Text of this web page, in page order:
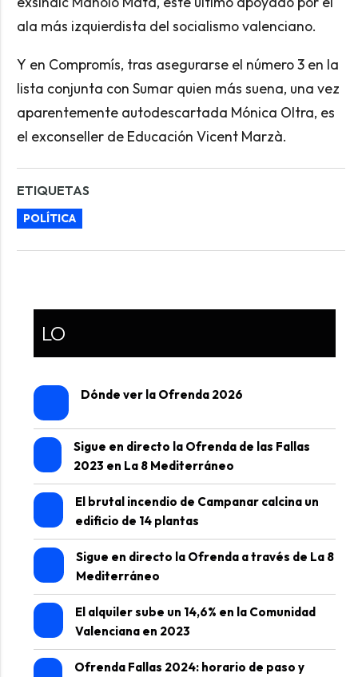
ala más izquierdista del socialismo valenciano.
Y en Compromís, tras asegurarse el número 3 en la
lista conjunta con Sumar quien más suena, una vez
aparentemente autodescartada Mónica Oltra, es
el exconseller de Educación Vicent Marzà.
ETIQUETAS
POLÍTICA
LO
Dónde ver la Ofrenda 2026
Sigue en directo la Ofrenda de las Fallas
2023 en La 8 Mediterráneo
El brutal incendio de Campanar calcina un
edificio de 14 plantas
Sigue en directo la Ofrenda a través de La 8
Mediterráneo
El alquiler sube un 14,6% en la Comunidad
Valenciana en 2023
Ofrenda Fallas 2024: horario de paso y